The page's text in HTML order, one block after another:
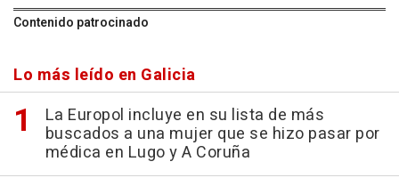
Contenido patrocinado
Lo más leído en Galicia
La Europol incluye en su lista de más
buscados a una mujer que se hizo pasar por
médica en Lugo y A Coruña